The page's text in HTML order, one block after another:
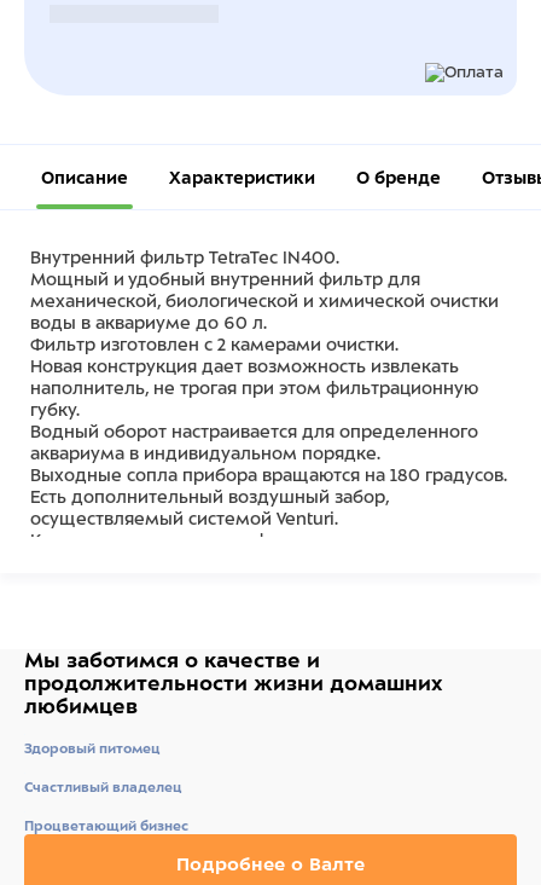
Описание Характеристики О бренде
Внутренний фильтр TetraTec IN400.
Мощный и удобный внутренний фильтр для
механической, биологической и химической очистки
воды в аквариуме до 60 л.
Фильтр изготовлен с 2 камерами очистки.
Новая конструкция дает возможность извлекать
наполнитель, не трогая при этом фильтрационную
губку.
Водный оборот настраивается для определенного
аквариума в индивидуальном порядке.
Выходные сопла прибора вращаются на 180 градусов.
Есть дополнительный воздушный забор,
осуществляемый системой Venturi.
Компактная конструкция фильтра занимает совсем
предусмотрены активированный уголь и
биологическая губка, а также качественные
удостоверения.
.
Мы заботимся о качестве и
продолжительности жизни домашних
любимцев
Здоровый питомец
Счастливый владелец
Процветающий бизнес
Подробнее о Валте